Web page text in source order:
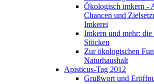
Ökologisch imkern -
Chancen und
Imkerei
Imkern und mehr:
Stöcken
Zur ökologischen
Naturhaushalt
Apisticus-Tag 2012
Grußwort und